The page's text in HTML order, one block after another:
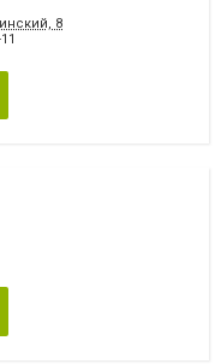
8